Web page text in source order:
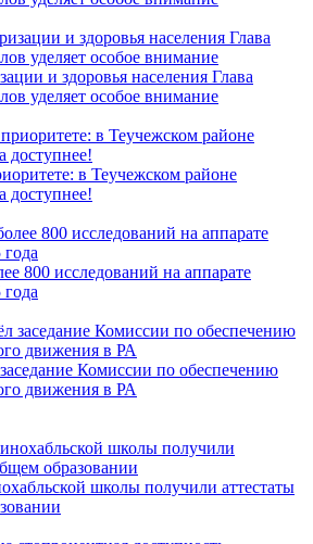
и здоровья населения Глава
уделяет особое внимание
в Теучежском районе
доступнее!
800 исследований на аппарате
Комиссии по обеспечению
движения в РА
школы получили аттестаты